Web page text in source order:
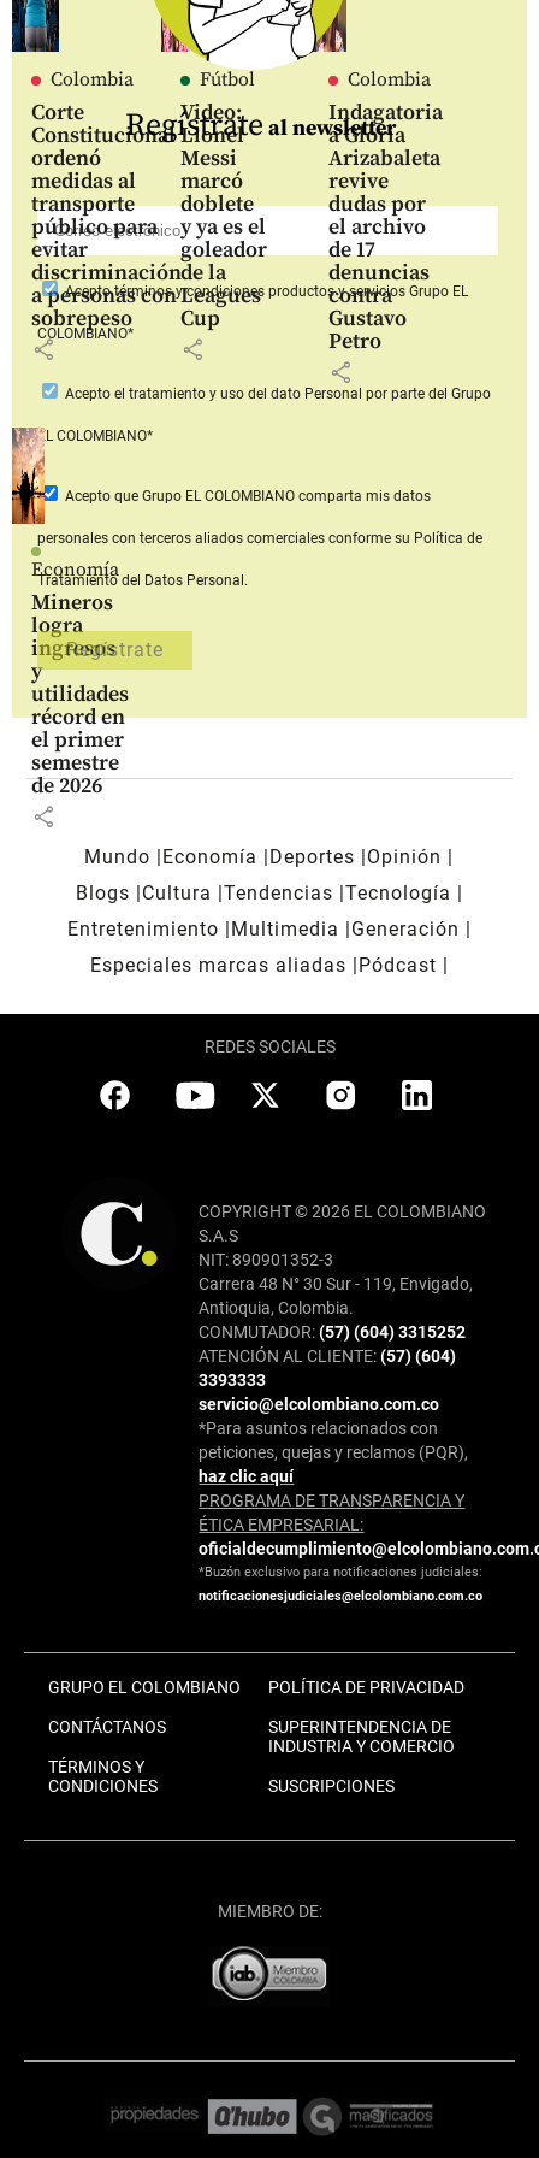
Colombia
Corte
Constitucional
ordenó
medidas al
transporte
público para
evitar
discriminación
a personas con
sobrepeso
share
Fútbol
Video:
Lionel
Messi
marcó
doblete
y ya es el
goleador
de la
Leagues
Cup
share
Colombia
Indagatoria
a Gloria
Arizabaleta
revive
dudas por
el archivo
de 17
denuncias
contra
Gustavo
Petro
share
Economía
Mineros
logra
ingresos
y
utilidades
récord en
el primer
semestre
de 2026
share
Regístrate al newsletter
Aceptotérminos y condiciones productos y serviciosGrupo EL
COLOMBIANO*
Acepto el tratamiento y uso del dato Personal por parte del Grupo
EL COLOMBIANO*
Acepto que Grupo EL COLOMBIANOcomparta mis datos
personales con terceros aliados comerciales conforme su Política de
Tratamiento del Datos Personal.
Mundo Economía Deportes
Opinión
Blogs
Cultura Tendencias Tecnología
Entretenimiento
Multimedia
Generación
Especiales marcas aliadas
Pódcast
REDES SOCIALES
COPYRIGHT © 2026 EL COLOMBIANO
S.A.S
NIT: 890901352-3
Carrera 48 N° 30 Sur - 119, Envigado,
Antioquia, Colombia.
CONMUTADOR:(57) (604) 3315252
ATENCIÓN AL CLIENTE:(57) (604)
3393333
servicio@elcolombiano.com.co
*Para asuntos relacionados con
peticiones, quejas y reclamos (PQR),
haz clic aquí
PROGRAMA DE TRANSPARENCIA Y
ÉTICA EMPRESARIAL:
*Buzón exclusivo para notificaciones judiciales:
notificacionesjudiciales@elcolombiano.com.co
GRUPO EL COLOMBIANO
CONTÁCTANOS
TÉRMINOS Y
CONDICIONES
POLÍTICA DE PRIVACIDAD
SUPERINTENDENCIA DE
INDUSTRIA Y COMERCIO
SUSCRIPCIONES
MIEMBRO DE: